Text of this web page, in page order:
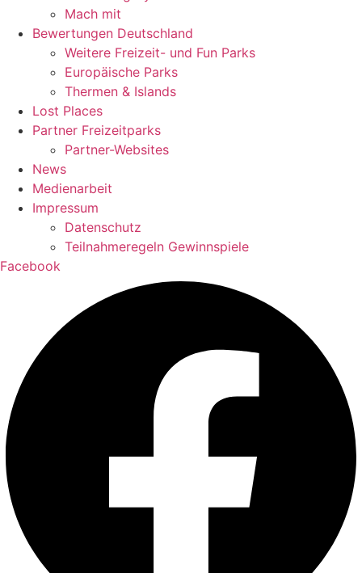
Mach mit
Bewertungen Deutschland
Weitere Freizeit- und Fun Parks
Europäische Parks
Thermen & Islands
Lost Places
Partner Freizeitparks
Partner-Websites
News
Medienarbeit
Impressum
Datenschutz
Teilnahmeregeln Gewinnspiele
Facebook